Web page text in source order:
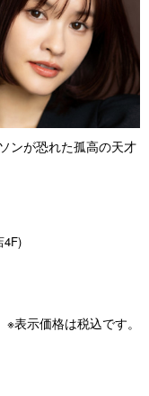
ンが恐れた孤高の天才
4F)
※表示価格は税込です。